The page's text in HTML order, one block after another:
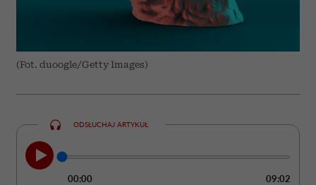
(Fot. duoogle/Getty Images)
ODSŁUCHAJ ARTYKUŁ
00:00 09:02